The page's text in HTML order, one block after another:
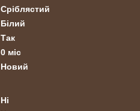
Сріблястий
Білий
Так
0 міс
Новий
Ні